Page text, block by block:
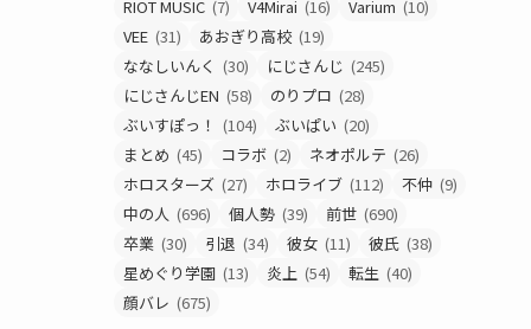
RIOT MUSIC (7) V4Mirai (16) Varium (10)
VEE (31) あおぎり高校 (19)
ななしいんく (30) にじさんじ (245)
にじさんじEN (58) のりプロ (28)
ぶいすぽっ！
(104) ぶいぱい (20)
まとめ (45) コラボ (2) ネオポルテ (26)
ホロスターズ (27) ホロライブ (112) 不仲 (9)
中の人 (696) 個人勢 (39) 前世 (690)
卒業 (30) 引退 (34) 彼女 (11) 彼氏 (38)
星めぐり学園 (13) 炎上 (54) 転生 (40)
顔バレ (675)